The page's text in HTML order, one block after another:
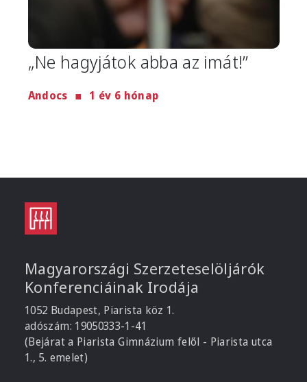
„Ne hagyjátok abba az imát!”
Andocs 1 év 6 hónap
Magyarországi Szerzeteselöljárók
Konferenciáinak Irodája
1052 Budapest, Piarista köz 1.
adószám: 19050333-1-41
(Bejárat a Piarista Gimnázium felől - Piarista utca
1., 5. emelet)